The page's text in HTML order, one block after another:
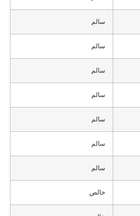
سالم
سالم
سالم
سالم
سالم
سالم
سالم
خالص